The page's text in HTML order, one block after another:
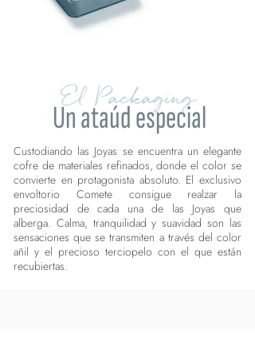
El Packaging
Un ataúd especial
Custodiando las Joyas se encuentra un elegante
cofre de materiales refinados, donde el color se
convierte en protagonista absoluto. El exclusivo
envoltorio Comete consigue realzar la
preciosidad de cada una de las Joyas que
alberga. Calma, tranquilidad y suavidad son las
sensaciones que se transmiten a través del color
añil y el precioso terciopelo con el que están
recubiertas.